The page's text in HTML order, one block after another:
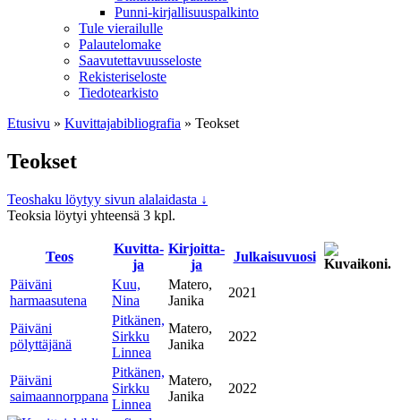
Punni-kirjallisuuspalkinto
Tule vierailulle
Palautelomake
Saavutettavuusseloste
Rekisteriseloste
Tiedotearkisto
Etusivu » Kuvittaja­bibliografia » Teokset
Teokset
Teoshaku löytyy sivun alalaidasta ↓
Teoksia löytyi yhteensä 3 kpl.
Teos
Kuvitta­
ja
Kirjoitta­
ja
Julkaisu­vuosi
Päiväni
harmaasutena
Kuu,
Nina
Matero,
Janika
2021
Päiväni
pölyttäjänä
Pitkänen,
Sirkku
Linnea
Matero,
Janika
2022
Päiväni
saimaannorppana
Pitkänen,
Sirkku
Linnea
Matero,
Janika
2022